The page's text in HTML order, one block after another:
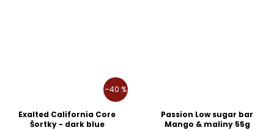
–40 %
Exalted California Core
Šortky - dark blue
Passion Low sugar bar
Mango & maliny 55g